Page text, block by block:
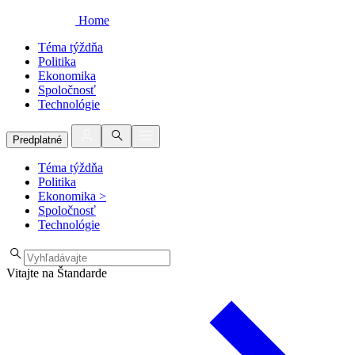
Home
Téma týždňa
Politika
Ekonomika
Spoločnosť
Technológie
Predplatné
Téma týždňa
Politika
Ekonomika >
Spoločnosť
Technológie
Vitajte na Štandarde